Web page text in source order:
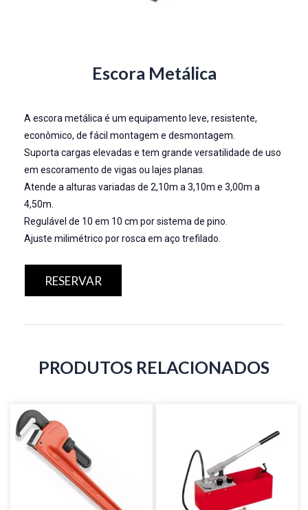
Escora Metálica
A escora metálica é um equipamento leve, resistente,
econômico, de fácil montagem e desmontagem.
Suporta cargas elevadas e tem grande versatilidade de uso
em escoramento de vigas ou lajes planas.
Atende a alturas variadas de 2,10m a 3,10m e 3,00m a
4,50m.
Regulável de 10 em 10 cm por sistema de pino.
Ajuste milimétrico por rosca em aço trefilado.
RESERVAR
PRODUTOS RELACIONADOS